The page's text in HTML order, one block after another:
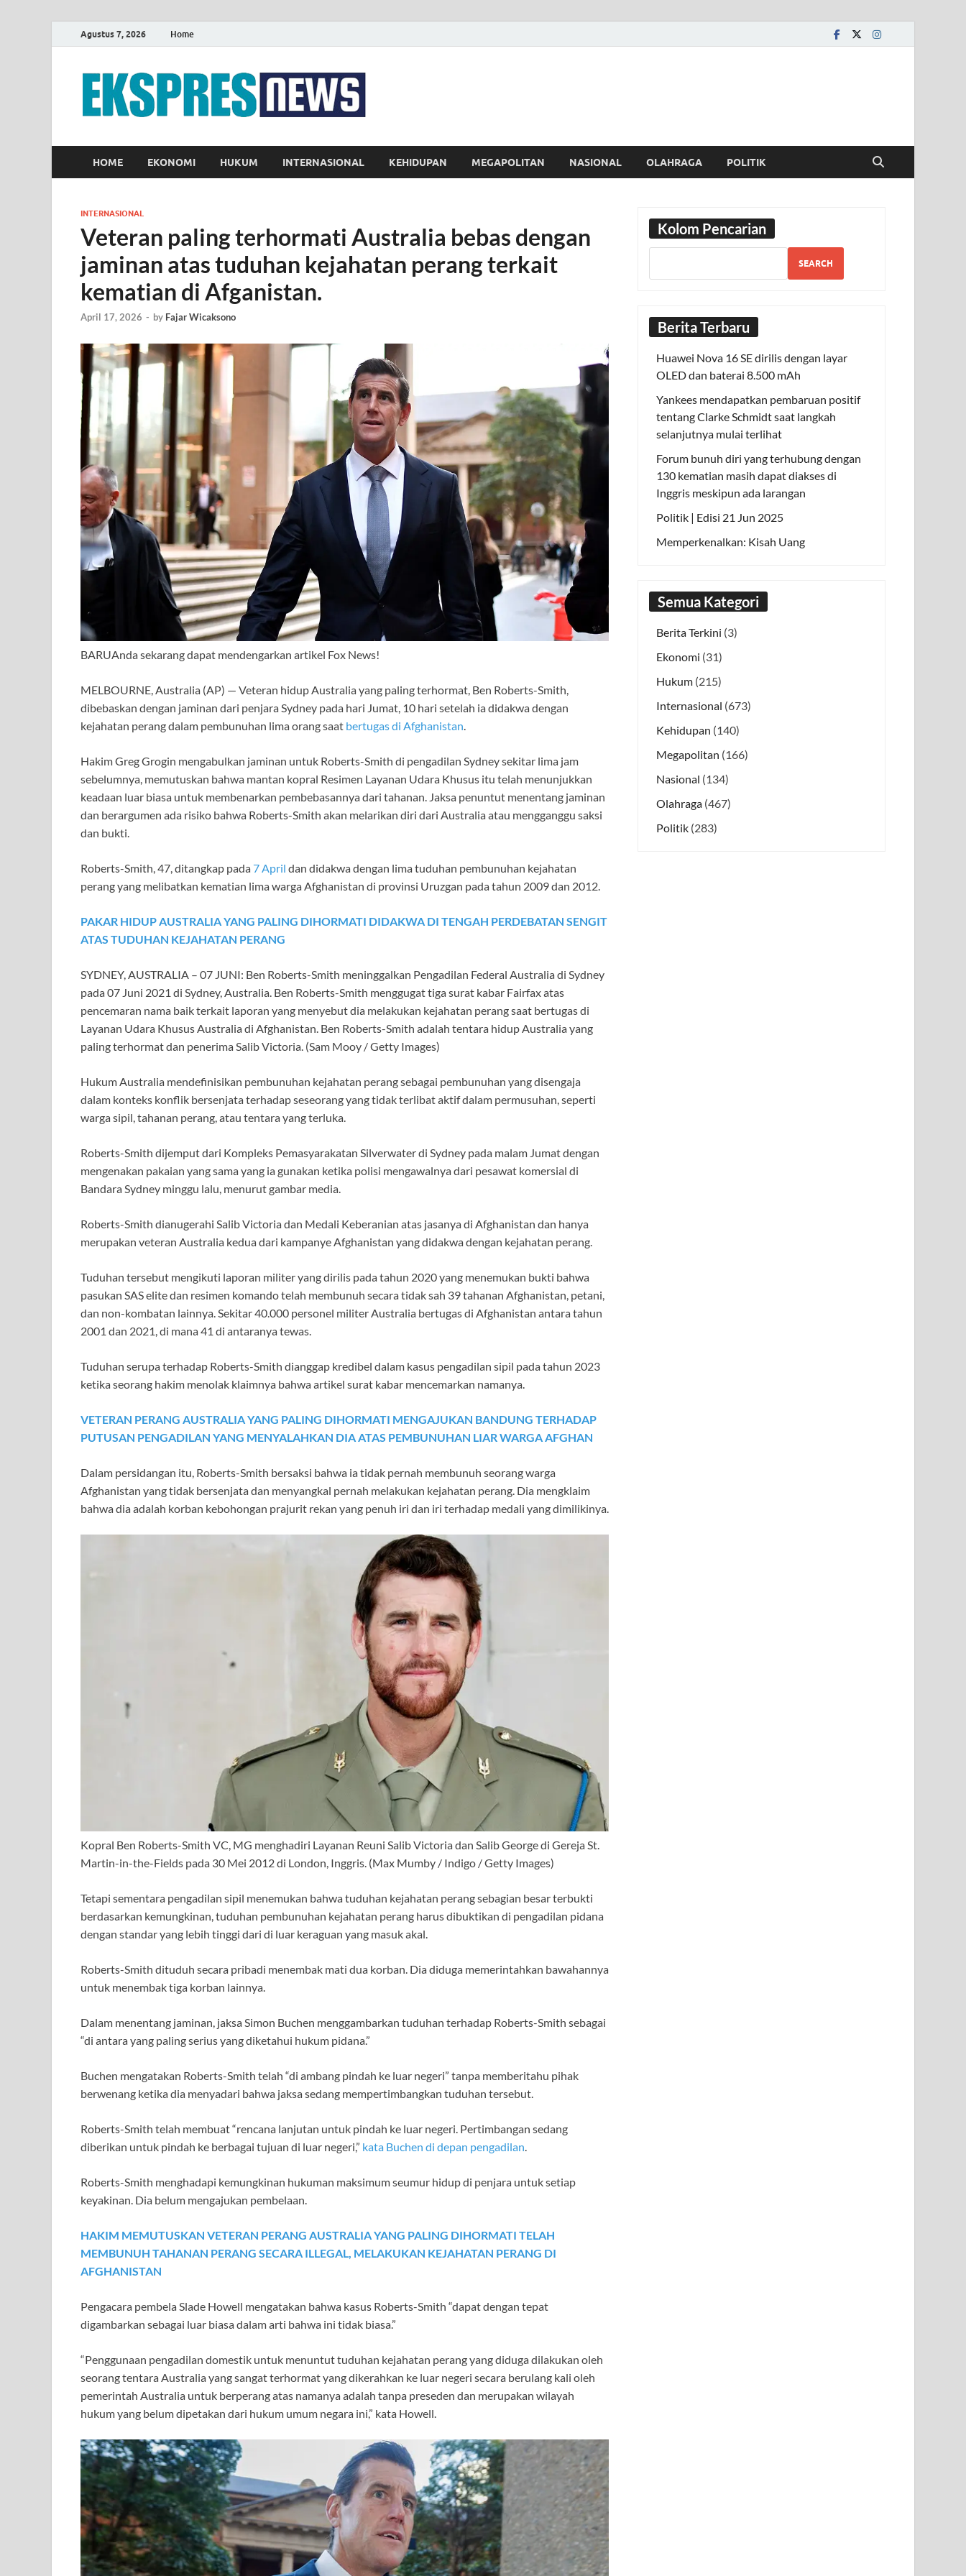
Agustus 7, 2026 Home
HOME EKONOMI HUKUM INTERNASIONAL KEHIDUPAN MEGAPOLITAN NASIONAL OLAHRAGA POLITIK
INTERNASIONAL
Veteran paling terhormati Australia bebas dengan
jaminan atas tuduhan kejahatan perang terkait
kematian di Afganistan.
April 17, 2026 - by Fajar Wicaksono
BARUAnda sekarang dapat mendengarkan artikel Fox News!
MELBOURNE, Australia (AP) — Veteran hidup Australia yang paling terhormat, Ben Roberts-Smith,
dibebaskan dengan jaminan dari penjara Sydney pada hari Jumat, 10 hari setelah ia didakwa dengan
kejahatan perang dalam pembunuhan lima orang saat bertugas di Afghanistan.
Hakim Greg Grogin mengabulkan jaminan untuk Roberts-Smith di pengadilan Sydney sekitar lima jam
sebelumnya, memutuskan bahwa mantan kopral Resimen Layanan Udara Khusus itu telah menunjukkan
keadaan luar biasa untuk membenarkan pembebasannya dari tahanan. Jaksa penuntut menentang jaminan
dan berargumen ada risiko bahwa Roberts-Smith akan melarikan diri dari Australia atau mengganggu saksi
dan bukti.
Roberts-Smith, 47, ditangkap pada 7 April dan didakwa dengan lima tuduhan pembunuhan kejahatan
perang yang melibatkan kematian lima warga Afghanistan di provinsi Uruzgan pada tahun 2009 dan 2012.
PAKAR HIDUP AUSTRALIA YANG PALING DIHORMATI DIDAKWA DI TENGAH PERDEBATAN SENGIT
ATAS TUDUHAN KEJAHATAN PERANG
SYDNEY, AUSTRALIA – 07 JUNI: Ben Roberts-Smith meninggalkan Pengadilan Federal Australia di Sydney
pada 07 Juni 2021 di Sydney, Australia. Ben Roberts-Smith menggugat tiga surat kabar Fairfax atas
pencemaran nama baik terkait laporan yang menyebut dia melakukan kejahatan perang saat bertugas di
Layanan Udara Khusus Australia di Afghanistan. Ben Roberts-Smith adalah tentara hidup Australia yang
paling terhormat dan penerima Salib Victoria. (Sam Mooy / Getty Images)
Hukum Australia mendefinisikan pembunuhan kejahatan perang sebagai pembunuhan yang disengaja
dalam konteks konflik bersenjata terhadap seseorang yang tidak terlibat aktif dalam permusuhan, seperti
warga sipil, tahanan perang, atau tentara yang terluka.
Roberts-Smith dijemput dari Kompleks Pemasyarakatan Silverwater di Sydney pada malam Jumat dengan
mengenakan pakaian yang sama yang ia gunakan ketika polisi mengawalnya dari pesawat komersial di
Bandara Sydney minggu lalu, menurut gambar media.
Roberts-Smith dianugerahi Salib Victoria dan Medali Keberanian atas jasanya di Afghanistan dan hanya
merupakan veteran Australia kedua dari kampanye Afghanistan yang didakwa dengan kejahatan perang.
Tuduhan tersebut mengikuti laporan militer yang dirilis pada tahun 2020 yang menemukan bukti bahwa
pasukan SAS elite dan resimen komando telah membunuh secara tidak sah 39 tahanan Afghanistan, petani,
dan non-kombatan lainnya. Sekitar 40.000 personel militer Australia bertugas di Afghanistan antara tahun
2001 dan 2021, di mana 41 di antaranya tewas.
Tuduhan serupa terhadap Roberts-Smith dianggap kredibel dalam kasus pengadilan sipil pada tahun 2023
ketika seorang hakim menolak klaimnya bahwa artikel surat kabar mencemarkan namanya.
VETERAN PERANG AUSTRALIA YANG PALING DIHORMATI MENGAJUKAN BANDUNG TERHADAP
PUTUSAN PENGADILAN YANG MENYALAHKAN DIA ATAS PEMBUNUHAN LIAR WARGA AFGHAN
Dalam persidangan itu, Roberts-Smith bersaksi bahwa ia tidak pernah membunuh seorang warga
Afghanistan yang tidak bersenjata dan menyangkal pernah melakukan kejahatan perang. Dia mengklaim
bahwa dia adalah korban kebohongan prajurit rekan yang penuh iri dan iri terhadap medali yang dimilikinya.
Kopral Ben Roberts-Smith VC, MG menghadiri Layanan Reuni Salib Victoria dan Salib George di Gereja St.
Martin-in-the-Fields pada 30 Mei 2012 di London, Inggris. (Max Mumby / Indigo / Getty Images)
Tetapi sementara pengadilan sipil menemukan bahwa tuduhan kejahatan perang sebagian besar terbukti
berdasarkan kemungkinan, tuduhan pembunuhan kejahatan perang harus dibuktikan di pengadilan pidana
dengan standar yang lebih tinggi dari di luar keraguan yang masuk akal.
Roberts-Smith dituduh secara pribadi menembak mati dua korban. Dia diduga memerintahkan bawahannya
untuk menembak tiga korban lainnya.
Dalam menentang jaminan, jaksa Simon Buchen menggambarkan tuduhan terhadap Roberts-Smith sebagai
“di antara yang paling serius yang diketahui hukum pidana.”
Buchen mengatakan Roberts-Smith telah “di ambang pindah ke luar negeri” tanpa memberitahu pihak
berwenang ketika dia menyadari bahwa jaksa sedang mempertimbangkan tuduhan tersebut.
Roberts-Smith telah membuat “rencana lanjutan untuk pindah ke luar negeri. Pertimbangan sedang
diberikan untuk pindah ke berbagai tujuan di luar negeri,” kata Buchen di depan pengadilan.
Roberts-Smith menghadapi kemungkinan hukuman maksimum seumur hidup di penjara untuk setiap
keyakinan. Dia belum mengajukan pembelaan.
HAKIM MEMUTUSKAN VETERAN PERANG AUSTRALIA YANG PALING DIHORMATI TELAH
MEMBUNUH TAHANAN PERANG SECARA ILLEGAL, MELAKUKAN KEJAHATAN PERANG DI
AFGHANISTAN
Pengacara pembela Slade Howell mengatakan bahwa kasus Roberts-Smith “dapat dengan tepat
digambarkan sebagai luar biasa dalam arti bahwa ini tidak biasa.”
“Penggunaan pengadilan domestik untuk menuntut tuduhan kejahatan perang yang diduga dilakukan oleh
seorang tentara Australia yang sangat terhormat yang dikerahkan ke luar negeri secara berulang kali oleh
pemerintah Australia untuk berperang atas namanya adalah tanpa preseden dan merupakan wilayah
hukum yang belum dipetakan dari hukum umum negara ini,” kata Howell.
Kolom Pencarian
SEARCH
Berita Terbaru
Huawei Nova 16 SE dirilis dengan layar
OLED dan baterai 8.500 mAh
Yankees mendapatkan pembaruan positif
tentang Clarke Schmidt saat langkah
selanjutnya mulai terlihat
Forum bunuh diri yang terhubung dengan
130 kematian masih dapat diakses di
Inggris meskipun ada larangan
Politik | Edisi 21 Jun 2025
Memperkenalkan: Kisah Uang
Semua Kategori
Berita Terkini (3)
Ekonomi (31)
Hukum (215)
Internasional (673)
Kehidupan (140)
Megapolitan (166)
Nasional (134)
Olahraga (467)
Politik (283)